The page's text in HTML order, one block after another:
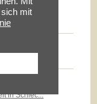
mit
Nr.: 15
Nr.:17
in Schlec...